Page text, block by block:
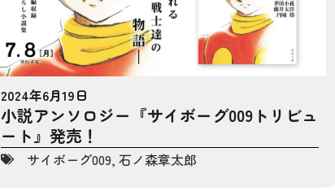
2024年6月19日
小説アンソロジー『サイボーグ009トリビュ
ート』発売！
サイボーグ009, 石ノ森章太郎